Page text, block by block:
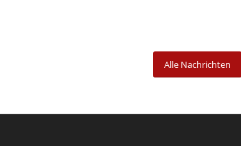
Alle Nachrichten